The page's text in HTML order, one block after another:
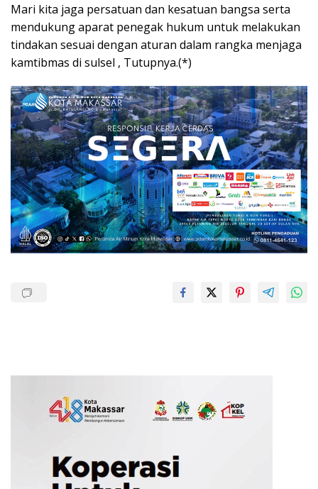
Mari kita jaga persatuan dan kesatuan bangsa serta
mendukung aparat penegak hukum untuk melakukan
tindakan sesuai dengan aturan dalam rangka menjaga
kamtibmas di sulsel , Tutupnya.(*)